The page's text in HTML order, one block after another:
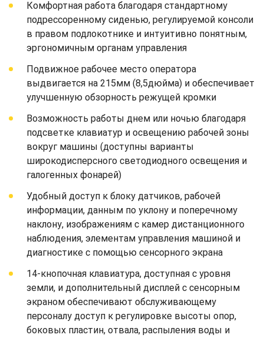
Комфортная работа благодаря стандартному
подрессоренному сиденью, регулируемой консоли
в правом подлокотнике и интуитивно понятным,
эргономичным органам управления
Подвижное рабочее место оператора
выдвигается на 215мм (8,5дюйма) и обеспечивает
улучшенную обзорность режущей кромки
Возможность работы днем или ночью благодаря
подсветке клавиатур и освещению рабочей зоны
вокруг машины (доступны варианты
широкодисперсного светодиодного освещения и
галогенных фонарей)
Удобный доступ к блоку датчиков, рабочей
информации, данным по уклону и поперечному
наклону, изображениям с камер дистанционного
наблюдения, элементам управления машиной и
диагностике с помощью сенсорного экрана
14-кнопочная клавиатура, доступная с уровня
земли, и дополнительный дисплей с сенсорным
экраном обеспечивают обслуживающему
персоналу доступ к регулировке высоты опор,
боковых пластин, отвала, распыления воды и